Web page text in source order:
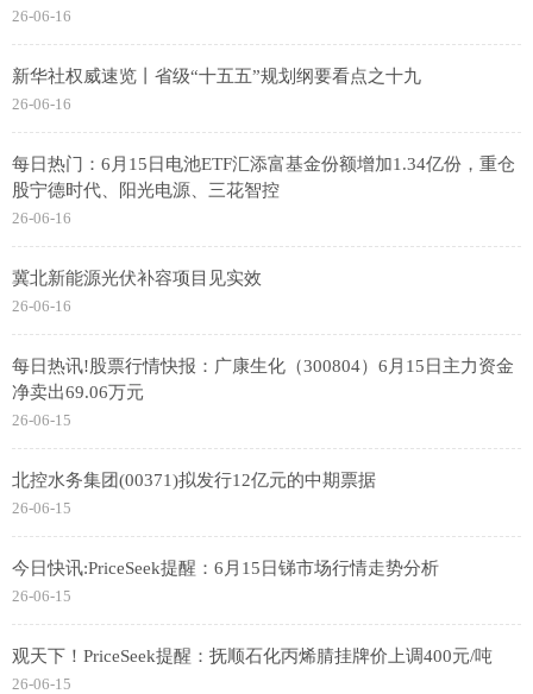
26-06-16
新华社权威速览丨省级“十五五”规划纲要看点之十九
26-06-16
每日热门：6月15日电池ETF汇添富基金份额增加1.34亿份，重仓
股宁德时代、阳光电源、三花智控
26-06-16
冀北新能源光伏补容项目见实效
26-06-16
每日热讯!股票行情快报：广康生化（300804）6月15日主力资金
净卖出69.06万元
26-06-15
北控水务集团(00371)拟发行12亿元的中期票据
26-06-15
今日快讯:PriceSeek提醒：6月15日锑市场行情走势分析
26-06-15
观天下！PriceSeek提醒：抚顺石化丙烯腈挂牌价上调400元/吨
26-06-15